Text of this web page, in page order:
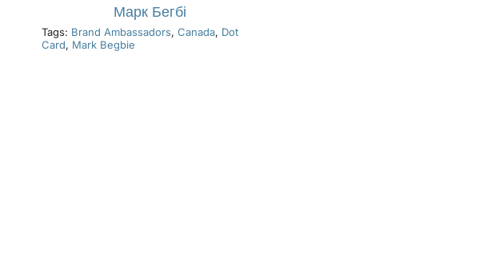
Марк Бегбі
Tags: Brand Ambassadors, Canada, Dot
Card, Mark Begbie